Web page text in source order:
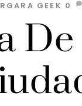
De
GEEK 0